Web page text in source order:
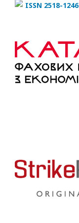
ISSN 2518-1246